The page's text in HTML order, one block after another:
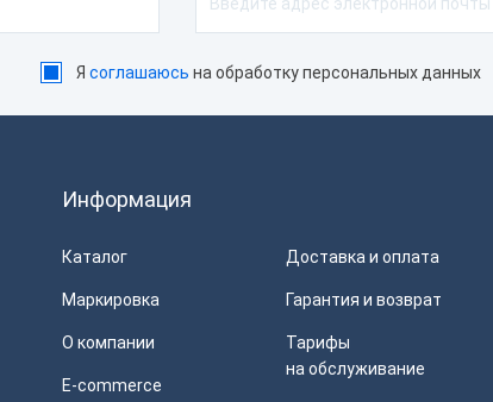
Я соглашаюсь на обработку персональных данных
Информация
Каталог
Маркировка
О компании
E-commerce
Доставка и оплата
Гарантия и возврат
Тарифы
на обслуживание